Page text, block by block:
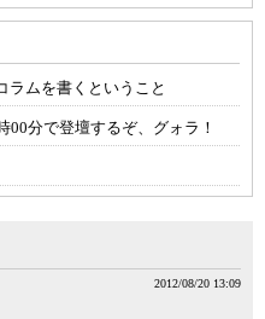
ラムを書くということ
00分で登壇するぞ、グォラ！
2012/08/20 13:09